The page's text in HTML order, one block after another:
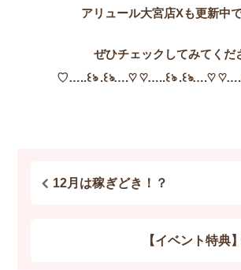
アリュール大宮店Xも更新中
ぜひチェックしてみてくだ
♡…..꒰ঌ .꒰ঌ….♡ ♡…..꒰ঌ .꒰ঌ….♡
12月は稼ぎどき！？
【イベント特典